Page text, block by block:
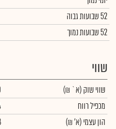
52 שבועות גבוה
52 שבועות נמוך
שווי
שווי שוק (א` ₪)
מכפיל רווח
הון עצמי (א' ₪)